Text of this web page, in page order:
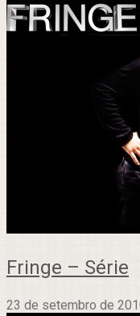
Fringe – Série
23 de setembro de